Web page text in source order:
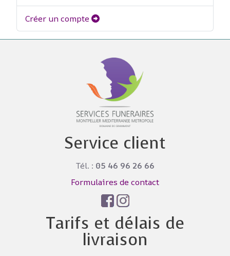
Créer un compte
Service client
Tél. : 05 46 96 26 66
Formulaires de contact
Tarifs et délais de
livraison